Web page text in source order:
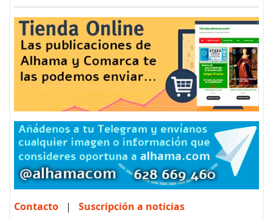
Contacto | Suscripción a noticias